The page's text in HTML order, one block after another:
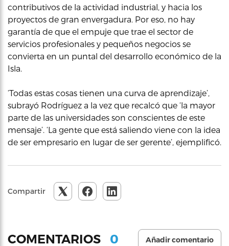
contributivos de la actividad industrial, y hacia los
proyectos de gran envergadura. Por eso, no hay
garantía de que el empuje que trae el sector de
servicios profesionales y pequeños negocios se
convierta en un puntal del desarrollo económico de la
Isla.
‘Todas estas cosas tienen una curva de aprendizaje’,
subrayó Rodríguez a la vez que recalcó que ‘la mayor
parte de las universidades son conscientes de este
mensaje’. ‘La gente que está saliendo viene con la idea
de ser empresario en lugar de ser gerente’, ejemplificó.
Compartir
COMENTARIOS 0 Añadir comentario